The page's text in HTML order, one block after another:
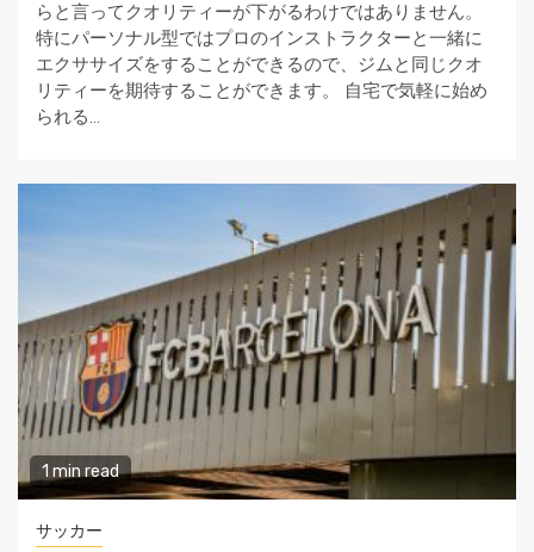
らと言ってクオリティーが下がるわけではありません。
特にパーソナル型ではプロのインストラクターと一緒に
エクササイズをすることができるので、ジムと同じクオ
リティーを期待することができます。 自宅で気軽に始め
られる…
1 min read
サッカー